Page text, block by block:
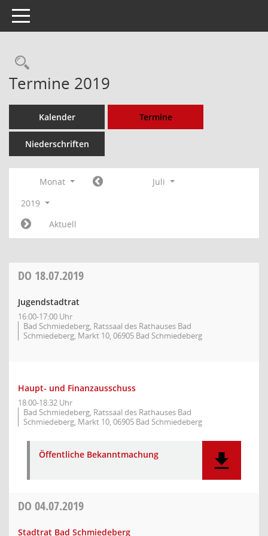
Toggle navigation
Rechercheauswahl
Termine 2019
Kalender Termine
Niederschriften
Monat
Juli
2019
Aktuell
DO 18.07.2019
Jugendstadtrat
16:00-17:00 Uhr
Bad Schmiedeberg, Ratssaal des Rathauses Bad
Schmiedeberg, Markt 10, 06905 Bad Schmiedeberg
Haupt- und Finanzausschuss
18:00-18:32 Uhr
Bad Schmiedeberg, Ratssaal des Rathauses Bad
Schmiedeberg, Markt 10, 06905 Bad Schmiedeberg
Öffentliche Bekanntmachung
DO 04.07.2019
Stadtrat Bad Schmiedeberg